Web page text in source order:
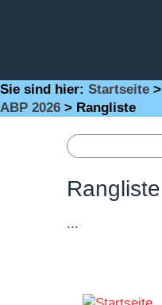
Sie sind hier: Startseite >
ABP 2026 > Rangliste
Rangliste
...